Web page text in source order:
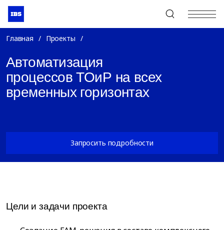
+7 (495) 967-80-80
Главная / Проекты /
Автоматизация
процессов ТОиР на всех
временных горизонтах
Запросить подробности
Цели и задачи проекта